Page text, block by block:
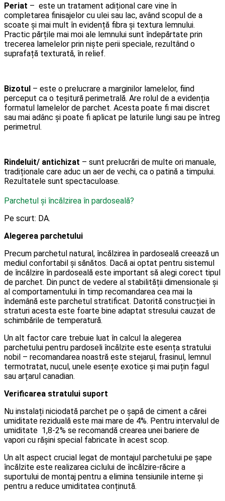
Periat – este un tratament adițional care vine în
completarea finisajelor cu ulei sau lac, având scopul de a
scoate și mai mult în evidență fibra și textura lemnului.
Practic părțile mai moi ale lemnului sunt îndepărtate prin
trecerea lamelelor prin niște perii speciale, rezultând o
suprafață texturată, în relief.
Bizotul – este o prelucrare a marginilor lamelelor, fiind
perceput ca o teșitură perimetrală. Are rolul de a evidenția
formatul lamelelor de parchet. Acesta poate fi mai discret
sau mai adânc și poate fi aplicat pe laturile lungi sau pe întreg
perimetrul.
Rindeluit/ antichizat – sunt prelucrări de multe ori manuale,
tradiționale care aduc un aer de vechi, ca o patină a timpului.
Rezultatele sunt spectaculoase.
Parchetul și încălzirea în pardoseală?
Pe scurt: DA.
Alegerea parchetului
Precum parchetul natural, încălzirea în pardoseală creează un
mediul confortabil și sănătos. Dacă ai optat pentru sistemul
de încălzire în pardoseală este important să alegi corect tipul
de parchet. Din punct de vedere al stabilității dimensionale și
al comportamentului în timp recomandarea cea mai la
îndemână este parchetul stratificat. Datorită construcției în
straturi acesta este foarte bine adaptat stresului cauzat de
schimbările de temperatură.
Un alt factor care trebuie luat în calcul la alegerea
parchetului pentru pardoseli încălzite este esența stratului
nobil – recomandarea noastră este stejarul, frasinul, lemnul
termotratat, nucul, unele esențe exotice și mai puțin fagul
sau arțarul canadian.
Verificarea stratului suport
Nu instalați niciodată parchet pe o șapă de ciment a cărei
umiditate reziduală este mai mare de 4%. Pentru intervalul de
umiditate 1,8-2% se recomandă crearea unei bariere de
vapori cu rășini special fabricate în acest scop.
Un alt aspect crucial legat de montajul parchetului pe șape
încălzite este realizarea ciclului de încălzire-răcire a
suportului de montaj pentru a elimina tensiunile interne și
pentru a reduce umiditatea conținută.